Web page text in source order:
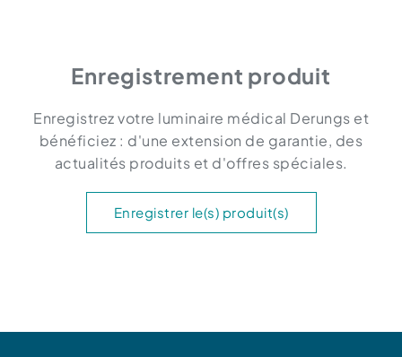
Enregistrement produit
Enregistrez votre luminaire médical Derungs et
bénéficiez : d'une extension de garantie, des
actualités produits et d'offres spéciales.
Enregistrer le(s) produit(s)